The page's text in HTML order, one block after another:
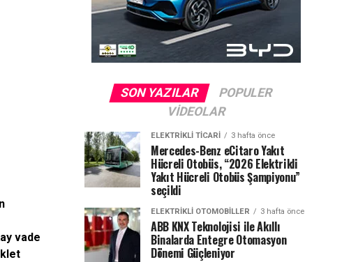
vade
SON YAZILAR
POPULER
VIDEOLAR
ELEKTRIKLI TICARI 3 hafta önce
Mercedes-Benz eCitaro Yakıt
Hücreli Otobüs, “2026 Elektrikli
Yakıt Hücreli Otobüs Şampiyonu”
seçildi
ELEKTRIKLI OTOMOBILLER 3 hafta önce
ABB KNX Teknolojisi ile Akıllı
Binalarda Entegre Otomasyon
Dönemi Güçleniyor